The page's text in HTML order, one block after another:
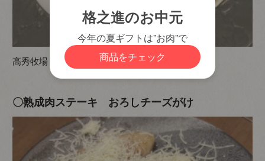
高秀牧場 草原の青空 (H)
〇熟成肉ステーキ おろしチーズがけ